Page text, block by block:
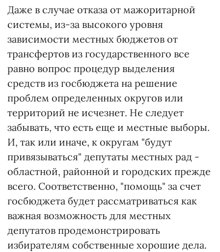
Даже в случае отказа от мажоритарной
системы, из-за высокого уровня
зависимости местных бюджетов от
трансфертов из государственного все
равно вопрос процедур выделения
средств из госбюджета на решение
проблем определенных округов или
территорий не исчезнет. Не следует
забывать, что есть еще и местные выборы.
И, так или иначе, к округам "будут
привязываться" депутаты местных рад -
областной, районной и городских прежде
всего. Соответственно, "помощь" за счет
госбюджета будет рассматриваться как
важная возможность для местных
депутатов продемонстрировать
избирателям собственные хорошие дела.